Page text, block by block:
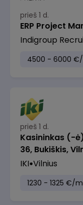
prieš 1 d.
ERP Project
Indigroup
4500 - 6000
prieš 1 d.
Kasininkas (-
36, Bukiškis,
IKI Vilnius
1230 - 1325 €/